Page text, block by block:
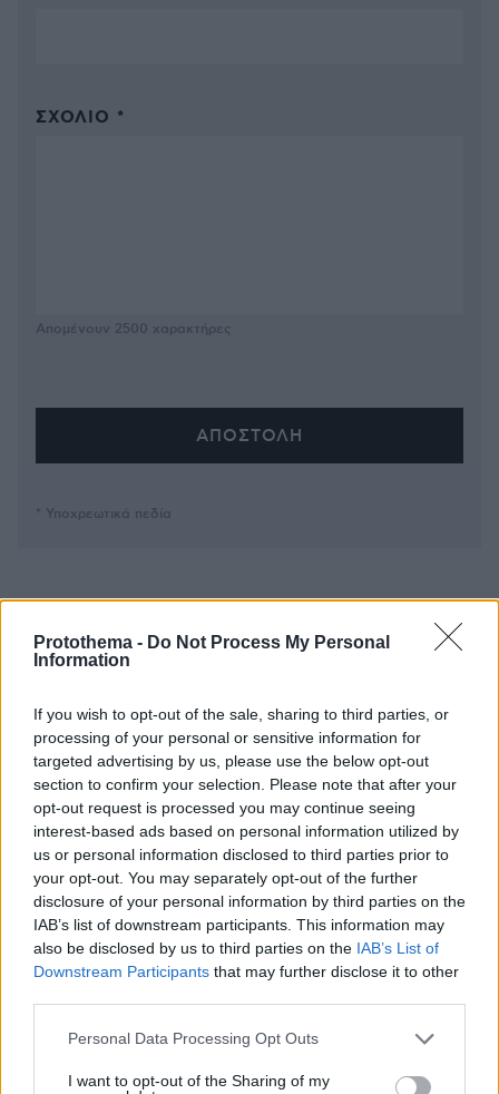
Protothema - Do Not Process My Personal
Information
If you wish to opt-out of the sale, sharing to third parties, or
processing of your personal or sensitive information for
targeted advertising by us, please use the below opt-out
section to confirm your selection. Please note that after your
opt-out request is processed you may continue seeing
interest-based ads based on personal information utilized by
us or personal information disclosed to third parties prior to
your opt-out. You may separately opt-out of the further
disclosure of your personal information by third parties on the
IAB’s list of downstream participants. This information may
also be disclosed by us to third parties on the IAB’s List of
Downstream Participants that may further disclose it to other
Please note that this website/app uses one or more Google
not limited to your visit or usage behaviour. You may click to
Personal Data Processing Opt Outs
I want to opt-out of the Sharing of my
ΣΧΌΛΙΟ *
Απομένουν 2500 χαρακτήρες
* Υποχρεωτικά πεδία
Ειδήσεις
Από τη Μόρια στην Κυψέλη: Η σκοτεινή διαδρομή ενός
εγκλήματος - Ο ασυνόδευτος ανήλικος, η πυγμαχία και
η μοιραία συνάντηση με την άτυχη Σκωτσέζα
πριν 7 λεπτά
Διεθνές Ινστιτούτο Στρατηγικών Μελετών: Ανέτοιμη η
Ευρώπη για ρωσικές επιθέσεις με μη επανδρωμένα
αεροσκάφη
πριν 7 λεπτά
Φωτιά σε χαμηλή βλάστηση στο Νέο Μοναστήρι
Φθιώτιδας, σηκώθηκαν τρία εναέρια
πριν 13 λεπτά
υπόσχεται ευεξία και ισορροπία
πριν 14 λεπτά